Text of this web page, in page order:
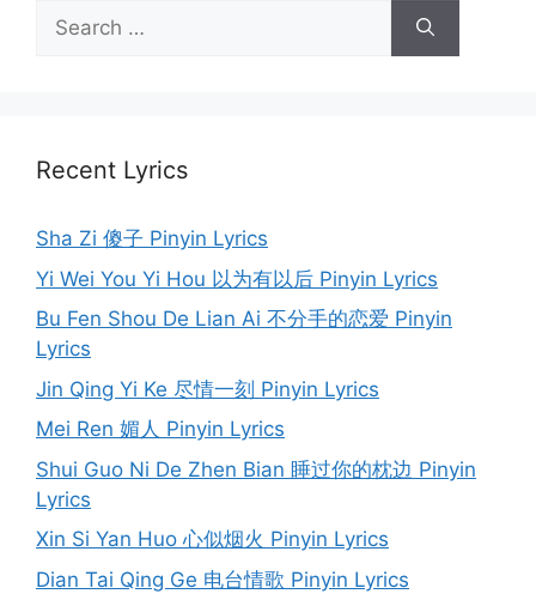
Search
for:
Recent Lyrics
Sha Zi 傻子 Pinyin Lyrics
Yi Wei You Yi Hou 以为有以后 Pinyin Lyrics
Bu Fen Shou De Lian Ai 不分手的恋爱 Pinyin
Lyrics
Jin Qing Yi Ke 尽情一刻 Pinyin Lyrics
Mei Ren 媚人 Pinyin Lyrics
Shui Guo Ni De Zhen Bian 睡过你的枕边 Pinyin
Lyrics
Xin Si Yan Huo 心似烟火 Pinyin Lyrics
Dian Tai Qing Ge 电台情歌 Pinyin Lyrics